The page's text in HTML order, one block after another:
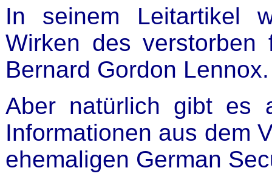
In seinem Leitartikel
Wirken des verstorben
Bernard Gordon Lennox.
Aber natürlich gibt es
Informationen aus dem
ehemaligen German